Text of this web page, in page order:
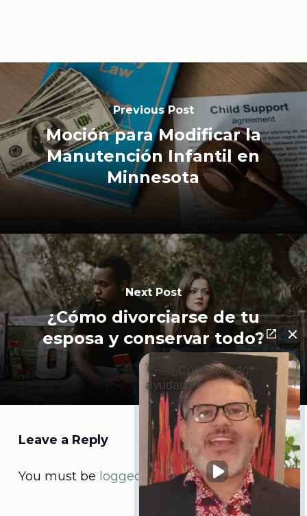
Previous Post
Moción para Modificar la
Manutención Infantil en
Minnesota
Next Post
¿Cómo divorciarse de tu
esposa y conservar todo?
Leave a Reply
You must be logged in to post a comment.
👋🏼¿Cómo puedo
ayudarte?